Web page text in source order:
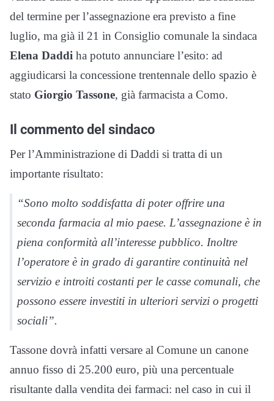
del termine per l’assegnazione era previsto a fine
luglio, ma già il 21 in Consiglio comunale la sindaca
Elena Daddi ha potuto annunciare l’esito: ad
aggiudicarsi la concessione trentennale dello spazio è
stato Giorgio Tassone, già farmacista a Como.
Il commento del sindaco
Per l’Amministrazione di Daddi si tratta di un
importante risultato:
“Sono molto soddisfatta di poter offrire una
seconda farmacia al mio paese. L’assegnazione è in
piena conformità all’interesse pubblico. Inoltre
l’operatore è in grado di garantire continuità nel
servizio e introiti costanti per le casse comunali, che
possono essere investiti in ulteriori servizi o progetti
sociali”.
Tassone dovrà infatti versare al Comune un canone
annuo fisso di 25.200 euro, più una percentuale
risultante dalla vendita dei farmaci: nel caso in cui il